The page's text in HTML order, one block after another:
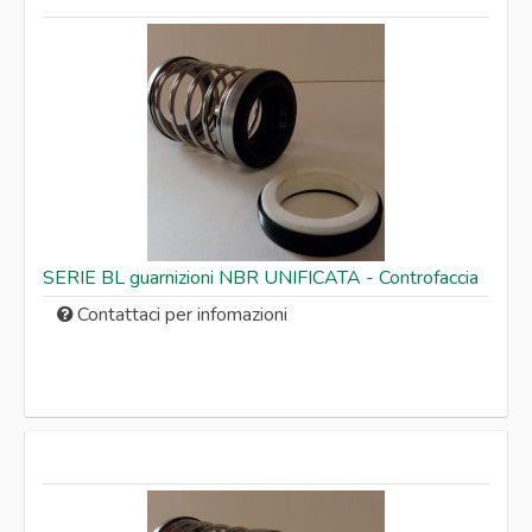
SERIE BL guarnizioni NBR UNIFICATA - Controfaccia
Contattaci per infomazioni